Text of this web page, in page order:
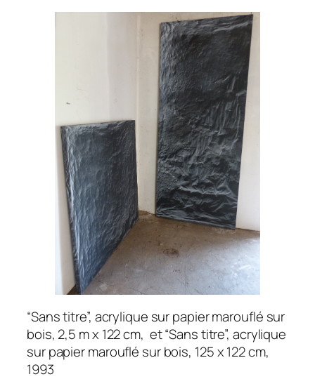
“Sans titre”, acrylique sur papier marouflé sur
bois, 2,5 m x 122 cm, et “Sans titre”, acrylique
sur papier marouflé sur bois, 125 x 122 cm,
1993